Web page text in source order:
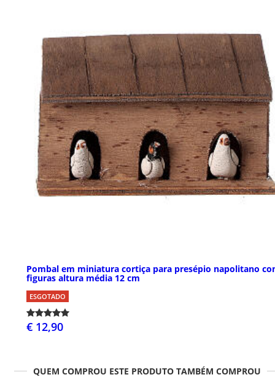
Pombal em miniatura cortiça para presépio napolitano
figuras altura média 12 cm
ESGOTADO
€ 12,90
QUEM COMPROU ESTE PRODUTO TAMBÉM COMPROU